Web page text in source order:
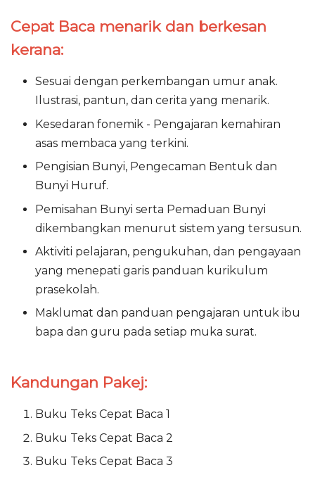
Cepat Baca menarik dan berkesan
kerana:
Sesuai dengan perkembangan umur anak.
Ilustrasi, pantun, dan cerita yang menarik.
Kesedaran fonemik - Pengajaran kemahiran
asas membaca yang terkini.
Pengisian Bunyi, Pengecaman Bentuk dan
Bunyi Huruf.
Pemisahan Bunyi serta Pemaduan Bunyi
dikembangkan menurut sistem yang tersusun.
Aktiviti pelajaran, pengukuhan, dan pengayaan
yang menepati garis panduan kurikulum
prasekolah.
Maklumat dan panduan pengajaran untuk ibu
bapa dan guru pada setiap muka surat.
Kandungan Pakej:
Buku Teks Cepat Baca 1
Buku Teks Cepat Baca 2
Buku Teks Cepat Baca 3